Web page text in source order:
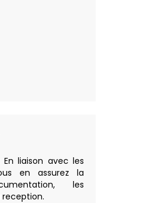
En liaison avec les
en assurez la
les